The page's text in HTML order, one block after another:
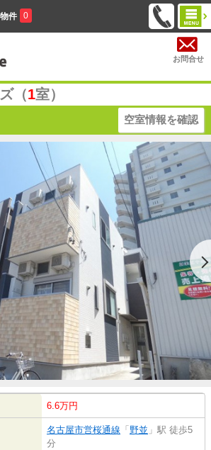
件 0
お問合せ
（1室）
空室情報を確認
6.6万円
名古屋市営桜通線 「 野並 」駅 徒歩5
分